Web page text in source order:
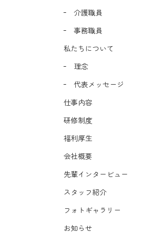
介護職員
事務職員
私たちについて
理念
代表メッセージ
仕事内容
研修制度
福利厚生
会社概要
先輩インタービュー
スタッフ紹介
フォトギャラリー
お知らせ